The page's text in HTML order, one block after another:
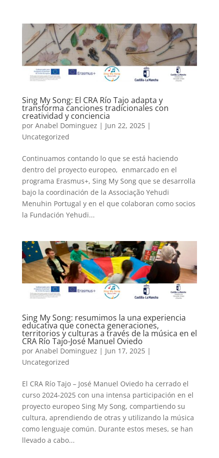
Sing My Song: El CRA Río Tajo adapta y
transforma canciones tradicionales con
creatividad y conciencia
por Anabel Dominguez | Jun 22, 2025|
Uncategorized
Continuamos contando lo que se está haciendo
dentro del proyecto europeo, enmarcado en el
programa Erasmus+, Sing My Song que se desarrolla
bajo la coordinación de la Associação Yehudi
Menuhin Portugal y en el que colaboran como socios
la Fundación Yehudi...
Sing My Song: resumimos la una experiencia
educativa que conecta generaciones,
territorios y culturas a través de la música en el
CRA Río Tajo-José Manuel Oviedo
por Anabel Dominguez | Jun 17, 2025|
Uncategorized
El CRA Río Tajo – José Manuel Oviedo ha cerrado el
curso 2024-2025 con una intensa participación en el
proyecto europeo Sing My Song, compartiendo su
cultura, aprendiendo de otras y utilizando la música
como lenguaje común. Durante estos meses, se han
llevado a cabo...